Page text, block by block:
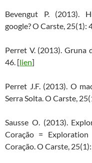
Bevengut P. (2013).
google? O Carste, 25(1):
Perret V. (2013). Gruna
46. [lien]
Perret J.F. (2013). O
Serra Solta. O Carste,
Sausse O. (2013).
Coração =
Coração. O Carste,